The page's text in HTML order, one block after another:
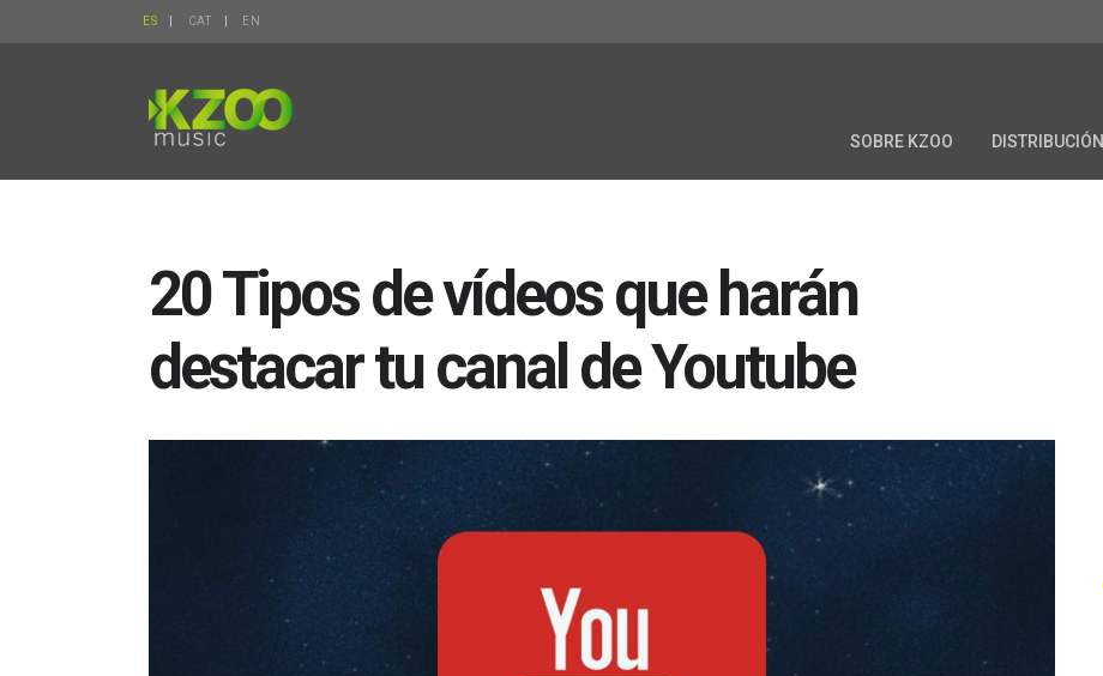
ES CAT EN
SOBRE KZOO DISTRIBUCIÓN
20 Tipos de vídeos que harán
destacar tu canal de Youtube